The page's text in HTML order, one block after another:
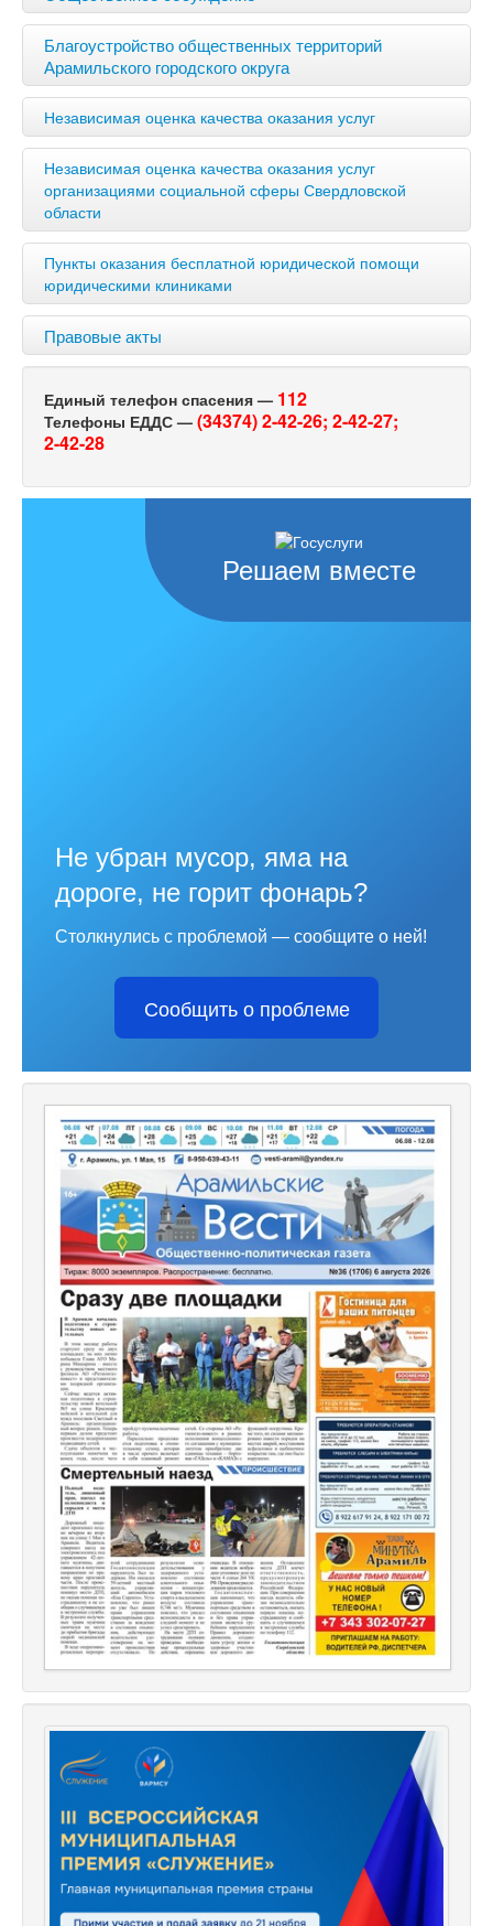
Благоустройство общественных территорий
Арамильского городского округа
Независимая оценка качества оказания услуг
Независимая оценка качества оказания услуг
организациями социальной сферы Свердловской
области
Пункты оказания бесплатной юридической помощи
юридическими клиниками
Правовые акты
Единый телефон спасения — 112
Телефоны ЕДДС — (34374) 2-42-26; 2-42-27;
2-42-28
Решаем вместе
Не убран мусор, яма на
дороге, не горит фонарь?
Столкнулись с проблемой — сообщите о ней!
Сообщить о проблеме